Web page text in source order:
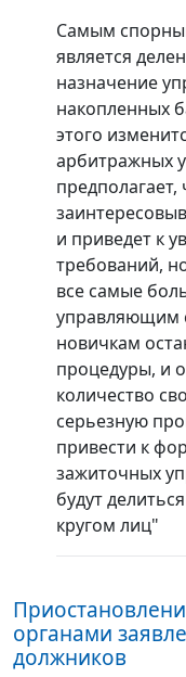
Самым
является
назначение
накопленных
этого
арбитражных
предполагает,
и приведет к
требований,
все самые
управляющим
новичкам
процедуры, и
количество
серьезную
привести к
зажиточных
будут
кругом лиц"
органами
должников